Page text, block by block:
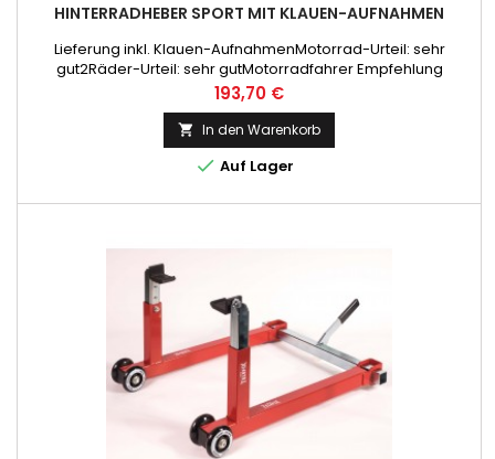
HINTERRADHEBER SPORT MIT KLAUEN-AUFNAHMEN
Lieferung inkl. Klauen-AufnahmenMotorrad-Urteil: sehr
gut2Räder-Urteil: sehr gutMotorradfahrer Empfehlung
Preis
193,70 €
 In den Warenkorb
 Auf Lager